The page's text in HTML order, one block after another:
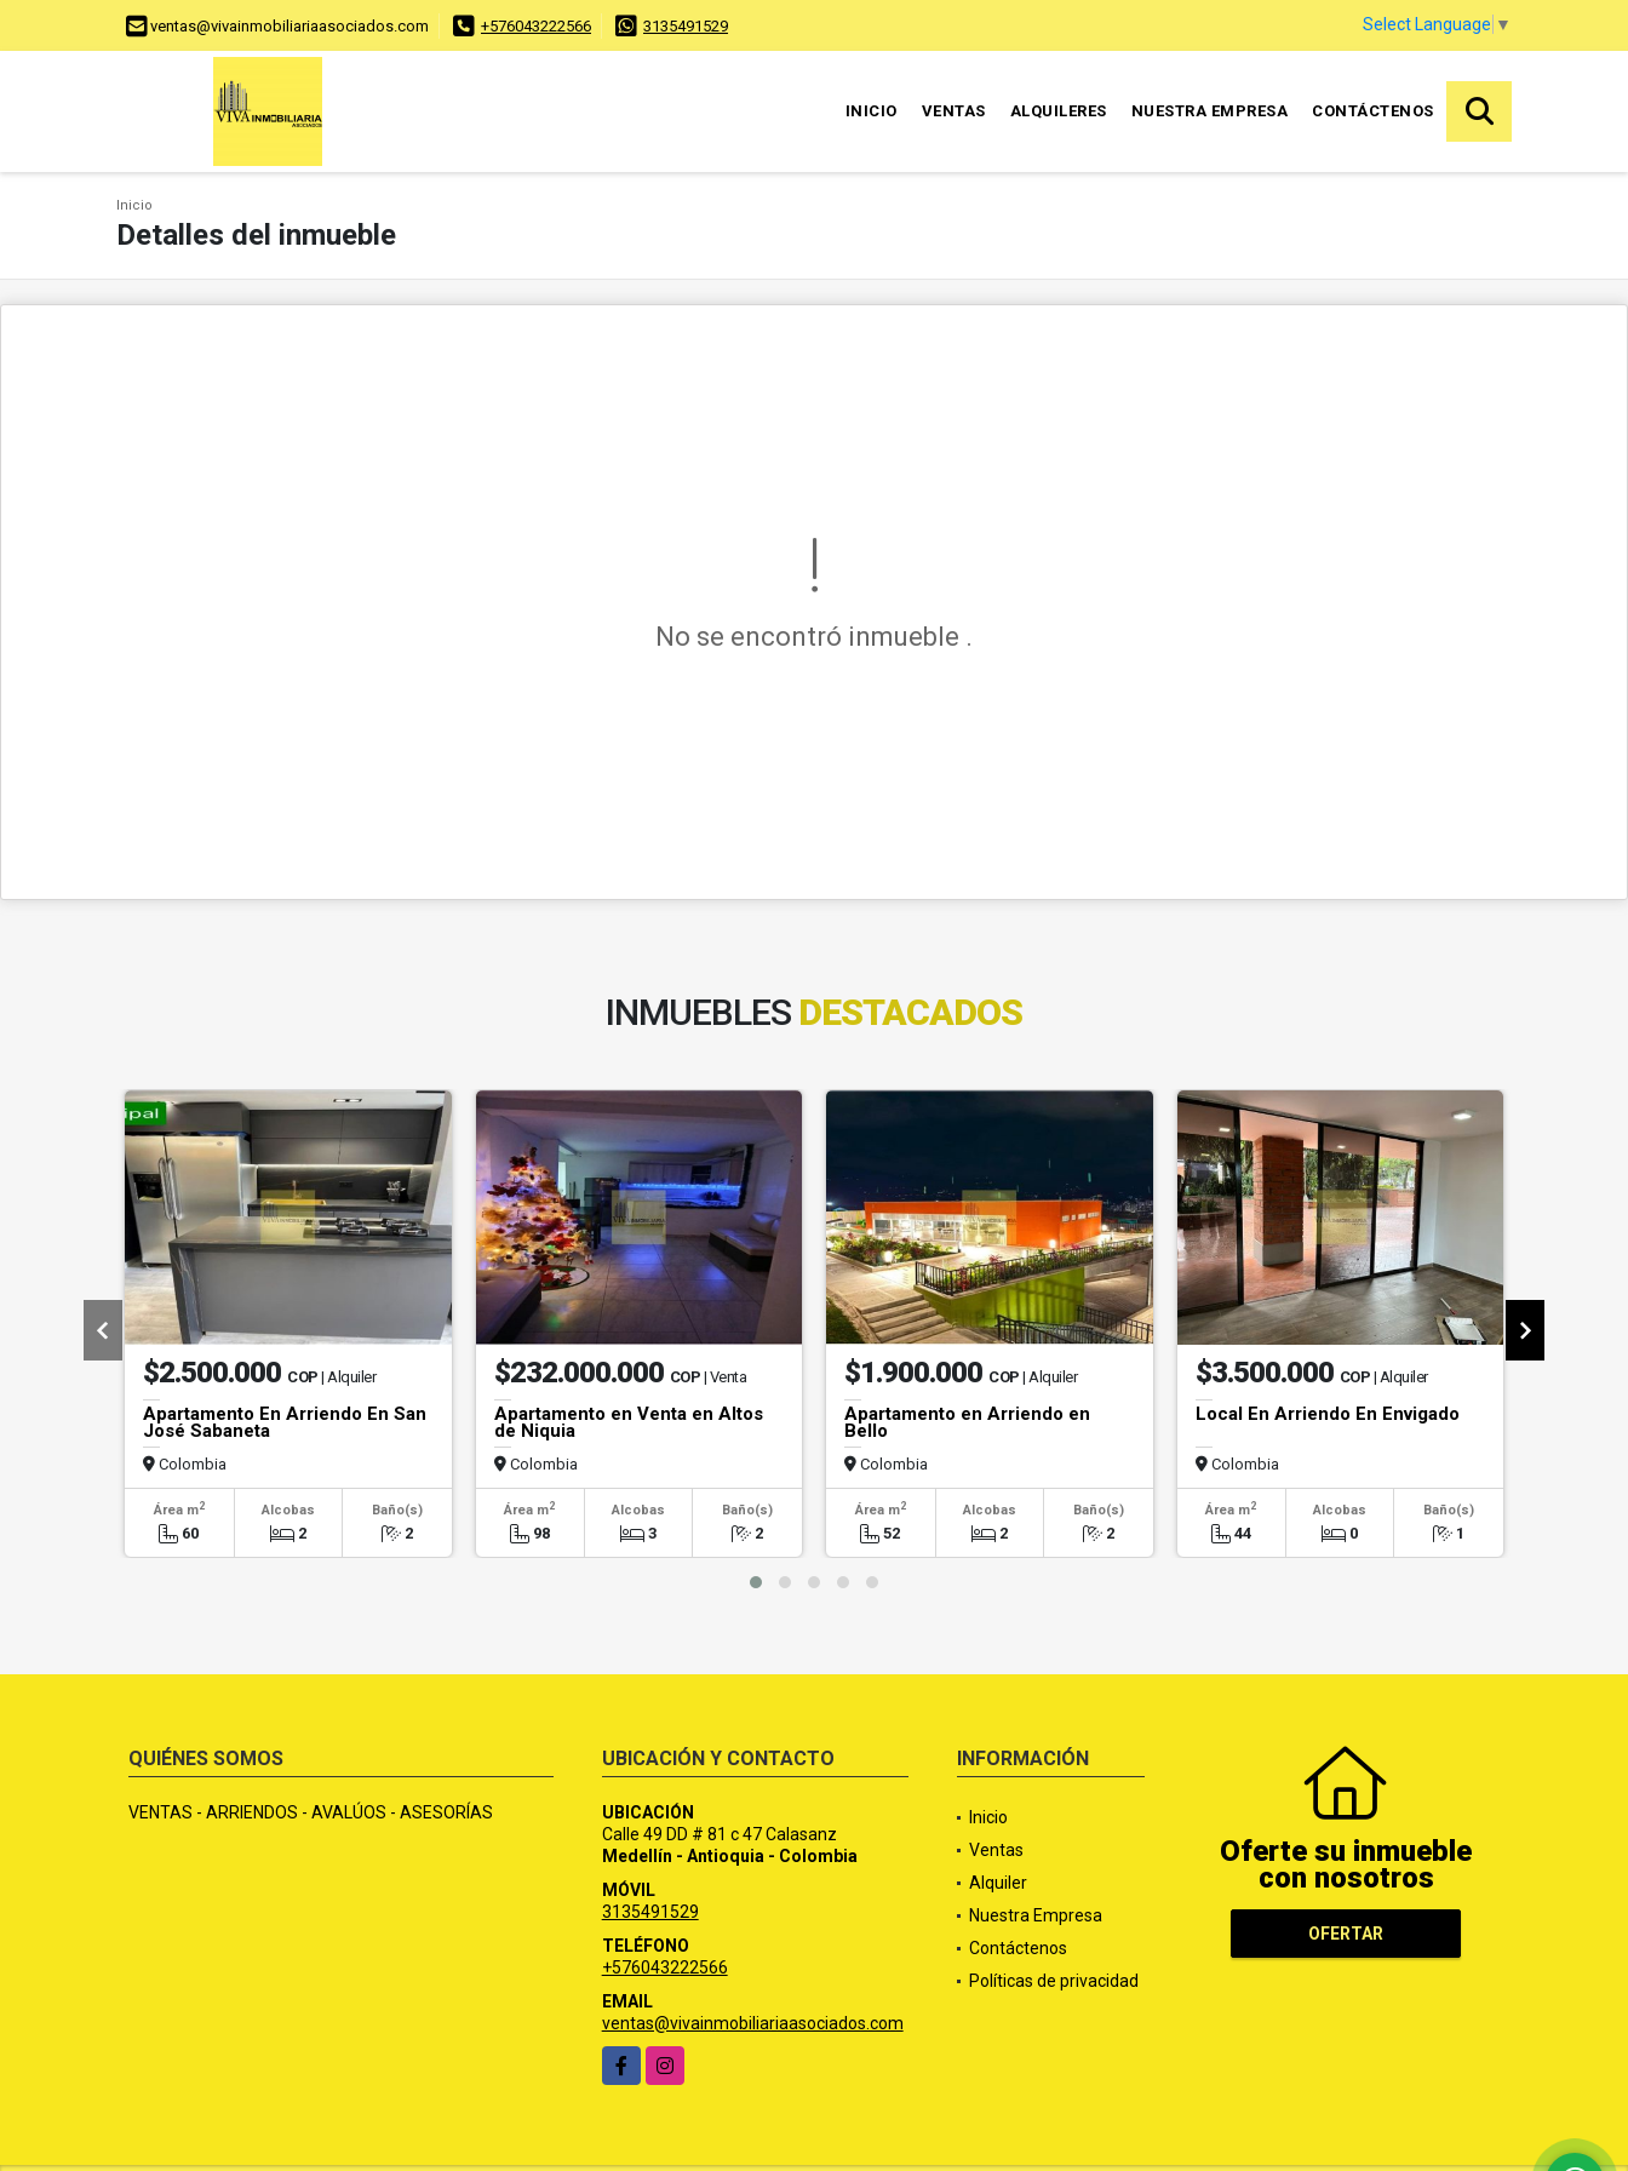
ventas@vivainmobiliariaasociados.com +576043222566 3135491529 Select Language ▼
INICIO VENTAS ALQUILERES NUESTRA EMPRESA CONTÁCTENOS
Inicio
Detalles del inmueble
No se encontró inmueble .
INMUEBLES DESTACADOS
$2.500.000 COP | Alquiler
Apartamento En Arriendo En San
José Sabaneta
Colombia
Área m2
60
Alcobas
2
Baño(s)
2
$232.000.000 COP | Venta
Apartamento en Venta en Altos
de Niquia
Colombia
Área m2
98
Alcobas
3
Baño(s)
2
$1.900.000 COP | Alquiler
Apartamento en Arriendo en
Bello
Colombia
Área m2
52
Alcobas
2
Baño(s)
2
$3.500.000 COP | Alquiler
Local En Arriendo En Envigado
Colombia
Área m2
44
Alcobas
0
Baño(s)
1
QUIÉNES SOMOS
VENTAS - ARRIENDOS - AVALÚOS - ASESORÍAS
UBICACIÓN Y CONTACTO
UBICACIÓN
Calle 49 DD # 81 c 47 Calasanz
Medellín - Antioquia - Colombia
MÓVIL
3135491529
TELÉFONO
+576043222566
EMAIL
ventas@vivainmobiliariaasociados.com
FacebookInstagram
INFORMACIÓN
Inicio
Ventas
Alquiler
Nuestra Empresa
Contáctenos
Políticas de privacidad
Oferte su inmueble
con nosotros
OFERTAR